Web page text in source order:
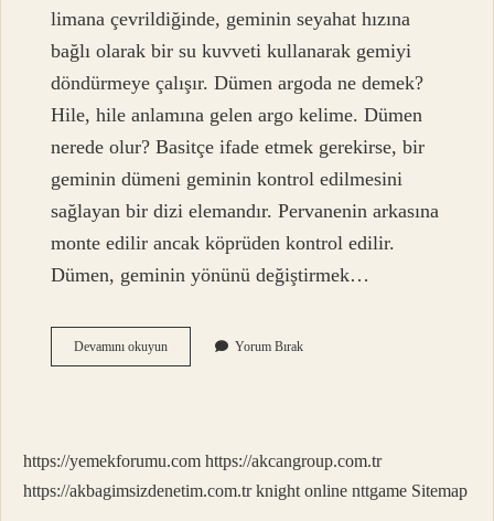
limana çevrildiğinde, geminin seyahat hızına
bağlı olarak bir su kuvveti kullanarak gemiyi
döndürmeye çalışır. Dümen argoda ne demek?
Hile, hile anlamına gelen argo kelime. Dümen
nerede olur? Basitçe ifade etmek gerekirse, bir
geminin dümeni geminin kontrol edilmesini
sağlayan bir dizi elemandır. Pervanenin arkasına
monte edilir ancak köprüden kontrol edilir.
Dümen, geminin yönünü değiştirmek…
Devamını okuyunDümen
Ne
Yorum Bırak
https://yemekforumu.com https://akcangroup.com.tr
https://akbagimsizdenetim.com.tr knight online nttgame Sitemap